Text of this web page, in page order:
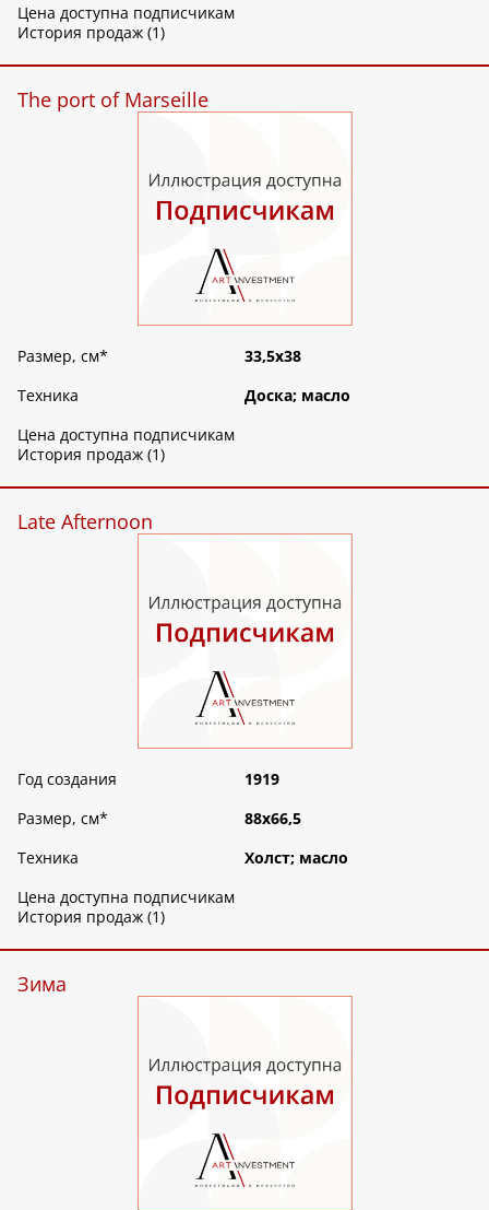
Цена доступна подписчикам
История продаж (1)
The port of Marseille
Размер, см*
33,5х38
Техника
Доска; масло
Цена доступна подписчикам
История продаж (1)
Late Afternoon
Год создания
1919
Размер, см*
88х66,5
Техника
Холст; масло
Цена доступна подписчикам
История продаж (1)
Зима